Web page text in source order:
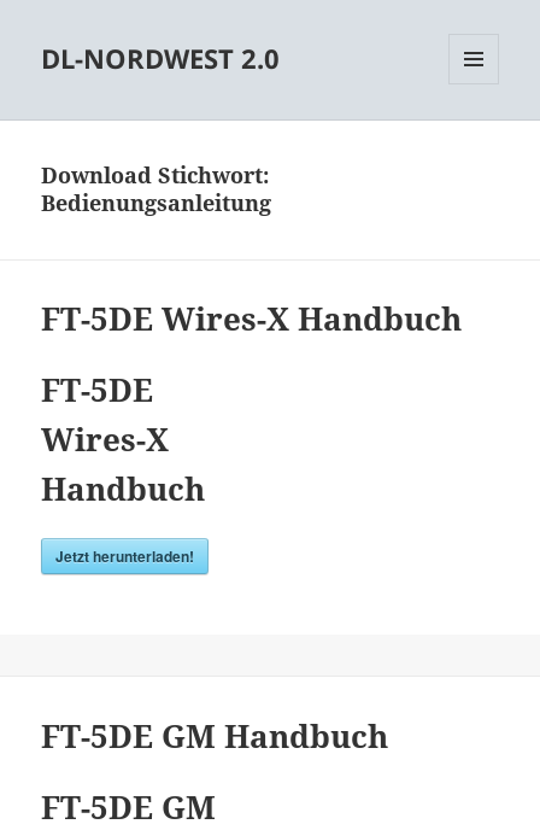
DL-NORDWEST 2.0
Download Stichwort:
Bedienungsanleitung
FT-5DE Wires-X Handbuch
FT-5DE
Wires-X
Handbuch
Jetzt herunterladen!
FT-5DE GM Handbuch
FT-5DE GM